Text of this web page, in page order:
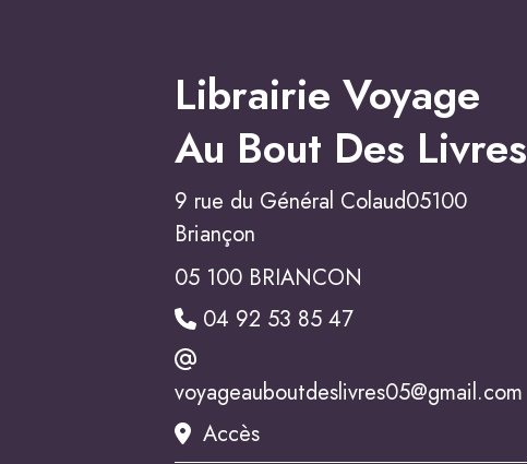
Librairie Voyage
Au Bout Des Livres
9 rue du Général Colaud05100
Briançon
05 100 BRIANCON
04 92 53 85 47
voyageauboutdeslivres05@gmail.com
Accès